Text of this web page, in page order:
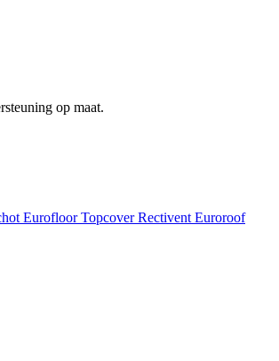
op maat.
EurofloorTopcoverRectivent Euroroof